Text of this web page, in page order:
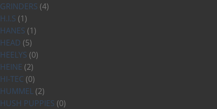
GRINDERS (4)
H.I.S (1)
HANES (1)
HEAD (5)
HEELYS (0)
HEINE (2)
HI-TEC (0)
HUMMEL (2)
HUSH PUPPIES (0)